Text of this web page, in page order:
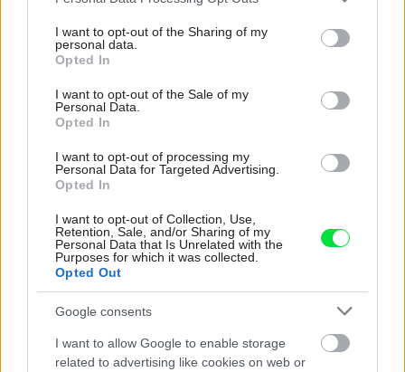
not limited to your visit or usage behaviour. You may click to
grant or deny consent to Google and its third-party tags to
use your data for below specified purposes in below Google
consent section.
I want to opt-out of the Sharing of my
personal data.
Opted In
I want to opt-out of the Sale of my
Personal Data.
Opted In
I want to opt-out of processing my
Personal Data for Targeted Advertising.
Opted In
I want to opt-out of Collection, Use,
Retention, Sale, and/or Sharing of my
Personal Data that Is Unrelated with the
Purposes for which it was collected.
Opted Out
Google consents
I want to allow Google to enable storage
related to advertising like cookies on web or
ponúka únik do ticha prírody a život, v
ktorom toho netreba veľa